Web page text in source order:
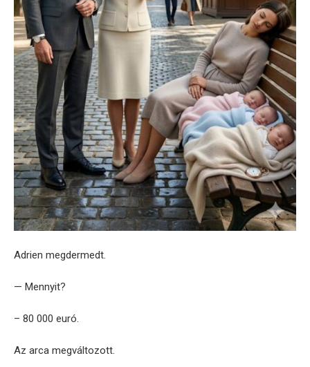
Adrien megdermedt.
— Mennyit?
– 80 000 euró.
Az arca megváltozott.